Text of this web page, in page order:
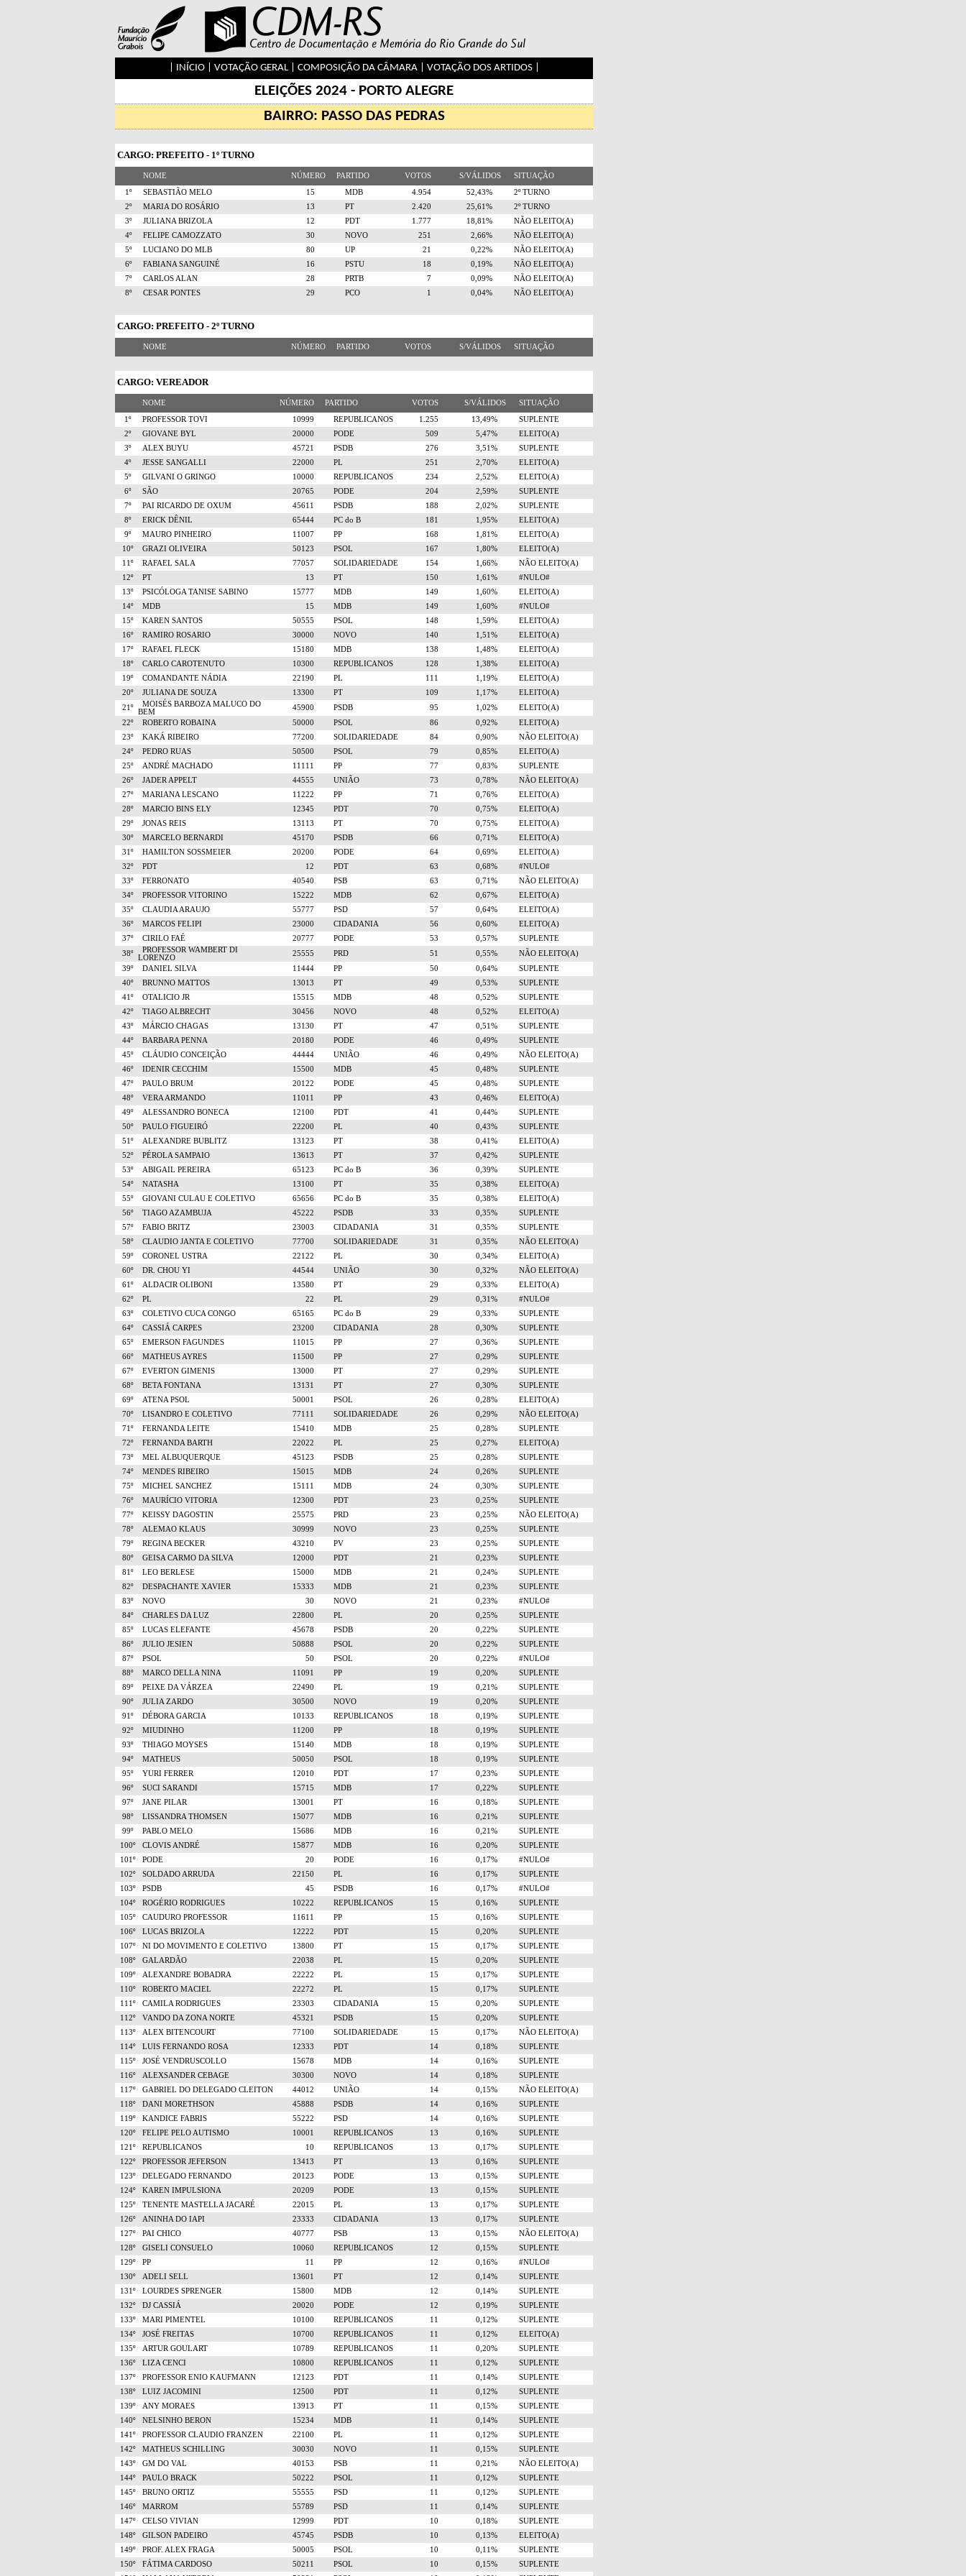
INÍCIO| VOTAÇÃO GERAL| COMPOSIÇÃO DA CÂMARA| VOTAÇÃO DOS ARTIDOS|
ELEIÇÕES 2024 - PORTO ALEGRE
BAIRRO: PASSO DAS PEDRAS
CARGO: PREFEITO - 1º TURNO
NOME NÚMERO PARTIDO VOTOS S/VÁLIDOS SITUAÇÃO
1º SEBASTIÃO MELO 15 MDB 4.954 52,43%
2º TURNO
2º
MARIA DO ROSÁRIO 13 PT 2.420 25,61%
2º TURNO
3º
JULIANA BRIZOLA 12 PDT 1.777 18,81%
NÃO ELEITO(A)
4º
FELIPE CAMOZZATO 30 NOVO 251 2,66%
NÃO ELEITO(A)
5º
LUCIANO DO MLB 80 UP 21 0,22%
NÃO ELEITO(A)
6º
FABIANA SANGUINÉ 16 PSTU 18 0,19%
NÃO ELEITO(A)
7º
CARLOS ALAN 28 PRTB 7 0,09%
NÃO ELEITO(A)
8º
CESAR PONTES 29 PCO 1 0,04% NÃO ELEITO(A)
CARGO: PREFEITO - 2º TURNO
NOME NÚMERO PARTIDO VOTOS S/VÁLIDOS SITUAÇÃO
CARGO: VEREADOR
NOME NÚMERO PARTIDO VOTOS S/VÁLIDOS SITUAÇÃO
1º PROFESSOR TOVI 10999 REPUBLICANOS 1.255 13,49%
SUPLENTE
2º
GIOVANE BYL 20000 PODE 509 5,47%
ELEITO(A)
3º
ALEX BUYU 45721 PSDB 276 3,51%
SUPLENTE
4º
JESSE SANGALLI 22000 PL 251 2,70%
ELEITO(A)
5º
GILVANI O GRINGO 10000 REPUBLICANOS 234 2,52%
ELEITO(A)
6º
SÃO 20765 PODE 204 2,59%
SUPLENTE
7º
PAI RICARDO DE OXUM 45611 PSDB 188 2,02%
SUPLENTE
8º
ERICK DÊNIL 65444 PC do B 181 1,95%
ELEITO(A)
9º
MAURO PINHEIRO 11007 PP 168 1,81%
ELEITO(A)
10º
GRAZI OLIVEIRA 50123 PSOL 167 1,80%
ELEITO(A)
11º
RAFAEL SALA 77057 SOLIDARIEDADE 154 1,66%
NÃO ELEITO(A)
12º
PT 13 PT 150 1,61%
#NULO#
13º
PSICÓLOGA TANISE SABINO 15777 MDB 149 1,60%
ELEITO(A)
14º
MDB 15 MDB 149 1,60%
#NULO#
15º
KAREN SANTOS 50555 PSOL 148 1,59%
ELEITO(A)
16º
RAMIRO ROSARIO 30000 NOVO 140 1,51%
ELEITO(A)
17º
RAFAEL FLECK 15180 MDB 138 1,48%
ELEITO(A)
18º
CARLO CAROTENUTO 10300 REPUBLICANOS 128 1,38%
ELEITO(A)
19º
COMANDANTE NÁDIA 22190 PL 111 1,19%
ELEITO(A)
20º
JULIANA DE SOUZA 13300 PT 109 1,17%
ELEITO(A)
21º
MOISÉS BARBOZA MALUCO DO
BEM
45900 PSDB 95 1,02%
ELEITO(A)
22º
ROBERTO ROBAINA 50000 PSOL 86 0,92%
ELEITO(A)
23º
KAKÁ RIBEIRO 77200 SOLIDARIEDADE 84 0,90%
NÃO ELEITO(A)
24º
PEDRO RUAS 50500 PSOL 79 0,85%
ELEITO(A)
25º
ANDRÉ MACHADO 11111 PP 77 0,83%
SUPLENTE
26º
JADER APPELT 44555 UNIÃO 73 0,78%
NÃO ELEITO(A)
27º
MARIANA LESCANO 11222 PP 71 0,76%
ELEITO(A)
28º
MARCIO BINS ELY 12345 PDT 70 0,75%
ELEITO(A)
29º
JONAS REIS 13113 PT 70 0,75%
ELEITO(A)
30º
MARCELO BERNARDI 45170 PSDB 66 0,71%
ELEITO(A)
31º
HAMILTON SOSSMEIER 20200 PODE 64 0,69%
ELEITO(A)
32º
PDT 12 PDT 63 0,68%
#NULO#
33º
FERRONATO 40540 PSB 63 0,71%
NÃO ELEITO(A)
34º
PROFESSOR VITORINO 15222 MDB 62 0,67%
ELEITO(A)
35º
CLAUDIA ARAUJO 55777 PSD 57 0,64%
ELEITO(A)
36º
MARCOS FELIPI 23000 CIDADANIA 56 0,60%
ELEITO(A)
37º
CIRILO FAÉ 20777 PODE 53 0,57%
SUPLENTE
38º
PROFESSOR WAMBERT DI
LORENZO
25555 PRD 51 0,55%
NÃO ELEITO(A)
39º
DANIEL SILVA 11444 PP 50 0,64%
SUPLENTE
40º
BRUNNO MATTOS 13013 PT 49 0,53%
SUPLENTE
41º
OTALICIO JR 15515 MDB 48 0,52%
SUPLENTE
42º
TIAGO ALBRECHT 30456 NOVO 48 0,52%
ELEITO(A)
43º
MÁRCIO CHAGAS 13130 PT 47 0,51%
SUPLENTE
44º
BARBARA PENNA 20180 PODE 46 0,49%
SUPLENTE
45º
CLÁUDIO CONCEIÇÃO 44444 UNIÃO 46 0,49%
NÃO ELEITO(A)
46º
IDENIR CECCHIM 15500 MDB 45 0,48%
SUPLENTE
47º
PAULO BRUM 20122 PODE 45 0,48%
SUPLENTE
48º
VERA ARMANDO 11011 PP 43 0,46%
ELEITO(A)
49º
ALESSANDRO BONECA 12100 PDT 41 0,44%
SUPLENTE
50º
PAULO FIGUEIRÓ 22200 PL 40 0,43%
SUPLENTE
51º
ALEXANDRE BUBLITZ 13123 PT 38 0,41%
ELEITO(A)
52º
PÉROLA SAMPAIO 13613 PT 37 0,42%
SUPLENTE
53º
ABIGAIL PEREIRA 65123 PC do B 36 0,39%
SUPLENTE
54º
NATASHA 13100 PT 35 0,38%
ELEITO(A)
55º
GIOVANI CULAU E COLETIVO 65656 PC do B 35 0,38%
ELEITO(A)
56º
TIAGO AZAMBUJA 45222 PSDB 33 0,35%
SUPLENTE
57º
FABIO BRITZ 23003 CIDADANIA 31 0,35%
SUPLENTE
58º
CLAUDIO JANTA E COLETIVO 77700 SOLIDARIEDADE 31 0,35%
NÃO ELEITO(A)
59º
CORONEL USTRA 22122 PL 30 0,34%
ELEITO(A)
60º
DR. CHOU YI 44544 UNIÃO 30 0,32%
NÃO ELEITO(A)
61º
ALDACIR OLIBONI 13580 PT 29 0,33%
ELEITO(A)
62º
PL 22 PL 29 0,31%
#NULO#
63º
COLETIVO CUCA CONGO 65165 PC do B 29 0,33%
SUPLENTE
64º
CASSIÁ CARPES 23200 CIDADANIA 28 0,30%
SUPLENTE
65º
EMERSON FAGUNDES 11015 PP 27 0,36%
SUPLENTE
66º
MATHEUS AYRES 11500 PP 27 0,29%
SUPLENTE
67º
EVERTON GIMENIS 13000 PT 27 0,29%
SUPLENTE
68º
BETA FONTANA 13131 PT 27 0,30%
SUPLENTE
69º
ATENA PSOL 50001 PSOL 26 0,28%
ELEITO(A)
70º
LISANDRO E COLETIVO 77111 SOLIDARIEDADE 26 0,29%
NÃO ELEITO(A)
71º
FERNANDA LEITE 15410 MDB 25 0,28%
SUPLENTE
72º
FERNANDA BARTH 22022 PL 25 0,27%
ELEITO(A)
73º
MEL ALBUQUERQUE 45123 PSDB 25 0,28%
SUPLENTE
74º
MENDES RIBEIRO 15015 MDB 24 0,26%
SUPLENTE
75º
MICHEL SANCHEZ 15111 MDB 24 0,30%
SUPLENTE
76º
MAURÍCIO VITORIA 12300 PDT 23 0,25%
SUPLENTE
77º
KEISSY DAGOSTIN 25575 PRD 23 0,25%
NÃO ELEITO(A)
78º
ALEMAO KLAUS 30999 NOVO 23 0,25%
SUPLENTE
79º
REGINA BECKER 43210 PV 23 0,25%
SUPLENTE
80º
GEISA CARMO DA SILVA 12000 PDT 21 0,23%
SUPLENTE
81º
LEO BERLESE 15000 MDB 21 0,24%
SUPLENTE
82º
DESPACHANTE XAVIER 15333 MDB 21 0,23%
SUPLENTE
83º
NOVO 30 NOVO 21 0,23%
#NULO#
84º
CHARLES DA LUZ 22800 PL 20 0,25%
SUPLENTE
85º
LUCAS ELEFANTE 45678 PSDB 20 0,22%
SUPLENTE
86º
JULIO JESIEN 50888 PSOL 20 0,22%
SUPLENTE
87º
PSOL 50 PSOL 20 0,22%
#NULO#
88º
MARCO DELLA NINA 11091 PP 19 0,20%
SUPLENTE
89º
PEIXE DA VÁRZEA 22490 PL 19 0,21%
SUPLENTE
90º
JULIA ZARDO 30500 NOVO 19 0,20%
SUPLENTE
91º
DÉBORA GARCIA 10133 REPUBLICANOS 18 0,19%
SUPLENTE
92º
MIUDINHO 11200 PP 18 0,19%
SUPLENTE
93º
THIAGO MOYSES 15140 MDB 18 0,19%
SUPLENTE
94º
MATHEUS 50050 PSOL 18 0,19%
SUPLENTE
95º
YURI FERRER 12010 PDT 17 0,23%
SUPLENTE
96º
SUCI SARANDI 15715 MDB 17 0,22%
SUPLENTE
97º
JANE PILAR 13001 PT 16 0,18%
SUPLENTE
98º
LISSANDRA THOMSEN 15077 MDB 16 0,21%
SUPLENTE
99º
PABLO MELO 15686 MDB 16 0,21%
SUPLENTE
100º
CLOVIS ANDRÉ 15877 MDB 16 0,20%
SUPLENTE
101º
PODE 20 PODE 16 0,17%
#NULO#
102º
SOLDADO ARRUDA 22150 PL 16 0,17%
SUPLENTE
103º
PSDB 45 PSDB 16 0,17%
#NULO#
104º
ROGÉRIO RODRIGUES 10222 REPUBLICANOS 15 0,16%
SUPLENTE
105º
CAUDURO PROFESSOR 11611 PP 15 0,16%
SUPLENTE
106º
LUCAS BRIZOLA 12222 PDT 15 0,20%
SUPLENTE
107º
NI DO MOVIMENTO E COLETIVO 13800 PT 15 0,17%
SUPLENTE
108º
GALARDÃO 22038 PL 15 0,20%
SUPLENTE
109º
ALEXANDRE BOBADRA 22222 PL 15 0,17%
SUPLENTE
110º
ROBERTO MACIEL 22272 PL 15 0,17%
SUPLENTE
111º
CAMILA RODRIGUES 23303 CIDADANIA 15 0,20%
SUPLENTE
112º
VANDO DA ZONA NORTE 45321 PSDB 15 0,20%
SUPLENTE
113º
ALEX BITENCOURT 77100 SOLIDARIEDADE 15 0,17%
NÃO ELEITO(A)
114º
LUIS FERNANDO ROSA 12333 PDT 14 0,18%
SUPLENTE
115º
JOSÉ VENDRUSCOLLO 15678 MDB 14 0,16%
SUPLENTE
116º
ALEXSANDER CEBAGE 30300 NOVO 14 0,18%
SUPLENTE
117º
GABRIEL DO DELEGADO CLEITON 44012 UNIÃO 14 0,15%
NÃO ELEITO(A)
118º
DANI MORETHSON 45888 PSDB 14 0,16%
SUPLENTE
119º
KANDICE FABRIS 55222 PSD 14 0,16%
SUPLENTE
120º
FELIPE PELO AUTISMO 10001 REPUBLICANOS 13 0,16%
SUPLENTE
121º
REPUBLICANOS 10 REPUBLICANOS 13 0,17%
SUPLENTE
122º
PROFESSOR JEFERSON 13413 PT 13 0,16%
SUPLENTE
123º
DELEGADO FERNANDO 20123 PODE 13 0,15%
SUPLENTE
124º
KAREN IMPULSIONA 20209 PODE 13 0,15%
SUPLENTE
125º
TENENTE MASTELLA JACARÉ 22015 PL 13 0,17%
SUPLENTE
126º
ANINHA DO IAPI 23333 CIDADANIA 13 0,17%
SUPLENTE
127º
PAI CHICO 40777 PSB 13 0,15%
NÃO ELEITO(A)
128º
GISELI CONSUELO 10060 REPUBLICANOS 12 0,15%
SUPLENTE
129º
PP 11 PP 12 0,16%
#NULO#
130º
ADELI SELL 13601 PT 12 0,14%
SUPLENTE
131º
LOURDES SPRENGER 15800 MDB 12 0,14%
SUPLENTE
132º
DJ CASSIÁ 20020 PODE 12 0,19%
SUPLENTE
133º
MARI PIMENTEL 10100 REPUBLICANOS 11 0,12%
SUPLENTE
134º
JOSÉ FREITAS 10700 REPUBLICANOS 11 0,12%
ELEITO(A)
135º
ARTUR GOULART 10789 REPUBLICANOS 11 0,20%
SUPLENTE
136º
LIZA CENCI 10800 REPUBLICANOS 11 0,12%
SUPLENTE
137º
PROFESSOR ENIO KAUFMANN 12123 PDT 11 0,14%
SUPLENTE
138º
LUIZ JACOMINI 12500 PDT 11 0,12%
SUPLENTE
139º
ANY MORAES 13913 PT 11 0,15%
SUPLENTE
140º
NELSINHO BERON 15234 MDB 11 0,14%
SUPLENTE
141º
PROFESSOR CLAUDIO FRANZEN 22100 PL 11 0,12%
SUPLENTE
142º
MATHEUS SCHILLING 30030 NOVO 11 0,15%
SUPLENTE
143º
GM DO VAL 40153 PSB 11 0,21%
NÃO ELEITO(A)
144º
PAULO BRACK 50222 PSOL 11 0,12%
SUPLENTE
145º
BRUNO ORTIZ 55555 PSD 11 0,12%
SUPLENTE
146º
MARROM 55789 PSD 11 0,14%
SUPLENTE
147º
CELSO VIVIAN 12999 PDT 10 0,18%
SUPLENTE
148º
GILSON PADEIRO 45745 PSDB 10 0,13%
ELEITO(A)
149º
PROF. ALEX FRAGA 50005 PSOL 10 0,11%
SUPLENTE
150º
FÁTIMA CARDOSO 50211 PSOL 10 0,15%
SUPLENTE